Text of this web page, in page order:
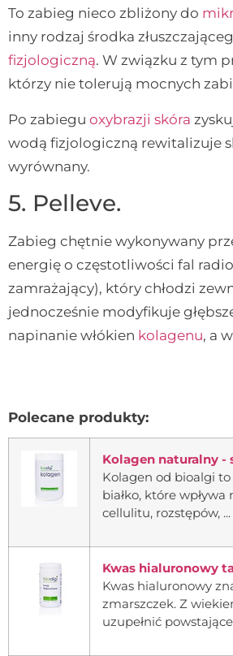
To zabieg nieco zbliżony do
inny rodzaj środka
fizjologiczną. W związku z tym
którzy nie tolerują mocnych
Po zabiegu oxybrazji skóra
wodą fizjologiczną rewitalizuje
wyrównany.
5. Pelleve.
Zabieg chętnie wykonywany
energię o częstotliwości fal
zamrażający), który chłodzi
jednocześnie modyfikuje
napinanie włókien kolagenu, a
Polecane produkty:
Kolagen naturalny -
Kolagen od bioalgi
białko, które
cellulitu, rozstępów, ...
Kwas hialuronowy
Kwas hialuronowy
zmarszczek. Z
uzupełnić